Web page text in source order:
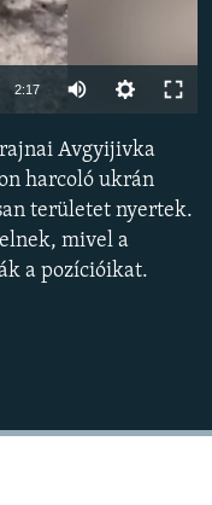
2:17
360p
480p
Avgyijivka
harcoló ukrán
területet nyertek.
mivel a
a pozícióikat.